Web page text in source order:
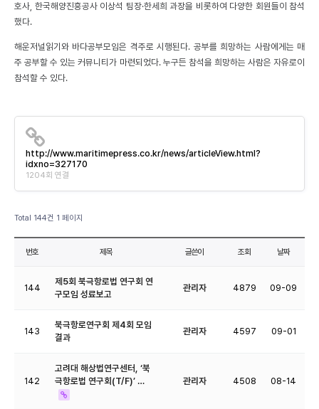
호사, 한국해양진흥공사 이상석 팀장·한세희 과장을 비롯하여 다양한 회원들이 참석
했다.
해운저널읽기와 바다공부모임은 격주로 시행된다. 공부를 희망하는 사람에게는 매
주 공부할 수 있는 커뮤니티가 마련되었다. 누구든 참석을 희망하는 사람은 자유로이
참석할 수 있다.
http://www.maritimepress.co.kr/news/articleView.html?
idxno=327170
1204회 연결
Total 144건 1 페이지
번호 제목 글쓴이 조회 날짜
144
제5회 북극항로법 연구회 연
구모임 성료보고
관리자 4879 09-09
143
북극항로연구회 제4회 모임
결과
관리자 4597 09-01
142
고려대 해상법연구센터, ‘북
극항로법 연구회(T/F)’ …
관리자 4508 08-14